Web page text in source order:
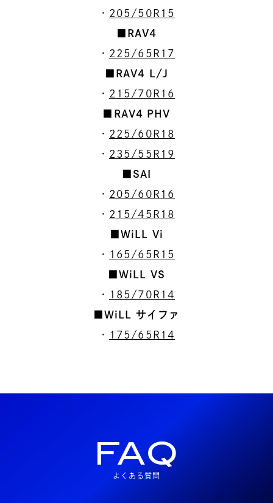
・ 205/50R15
■RAV4
・ 225/65R17
■RAV4 L/J
・ 215/70R16
■RAV4 PHV
・ 225/60R18
・ 235/55R19
■SAI
・ 205/60R16
・ 215/45R18
■WiLL Vi
・ 165/65R15
■WiLL VS
・ 185/70R14
■WiLL サイファ
・ 175/65R14
FAQ
よくある質問